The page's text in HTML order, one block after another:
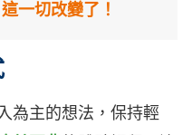
一切改變了！
為主的想法，保持輕